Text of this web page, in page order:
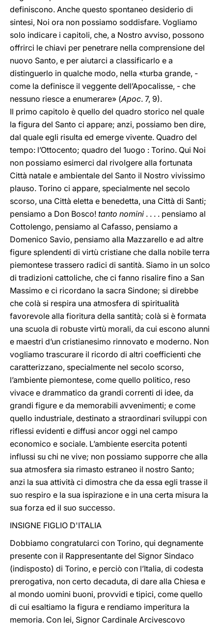
definiscono. Anche questo spontaneo desiderio di
sintesi, Noi ora non possiamo soddisfare. Vogliamo
solo indicare i capitoli, che, a Nostro avviso, possono
offrirci le chiavi per penetrare nella comprensione del
nuovo Santo, e per aiutarci a classificarlo e a
distinguerlo in qualche modo, nella «turba grande, -
come la definisce il veggente dell’Apocalisse, - che
nessuno riesce a enumerare» (Apoc. 7, 9).
Il primo capitolo è quello del quadro storico nel quale
la figura del Santo ci appare; anzi, possiamo ben dire,
dal quale egli risulta ed emerge vivente. Quadro del
tempo: l’Ottocento; quadro del 1uogo : Torino. Qui Noi
non possiamo esimerci dal rivolgere alla fortunata
Città natale e ambientale del Santo il Nostro vivissimo
plauso. Torino ci appare, specialmente nel secolo
scorso, una Città eletta e benedetta, una Città di Santi;
pensiamo a Don Bosco! tanto nomini . . . . pensiamo al
Cottolengo, pensiamo al Cafasso, pensiamo a
Domenico Savio, pensiamo alla Mazzarello e ad altre
figure splendenti di virtù cristiane che dalla nobile terra
piemontese trassero radici di santità. Siamo in un solco
di tradizioni cattoliche, che ci fanno risalire fino a San
Massimo e ci ricordano la sacra Sindone; si direbbe
che colà si respira una atmosfera di spiritualità
favorevole alla fioritura della santità; colà si è formata
una scuola di robuste virtù morali, da cui escono alunni
e maestri d’un cristianesimo rinnovato e moderno. Non
vogliamo trascurare il ricordo di altri coefficienti che
caratterizzano, specialmente nel secolo scorso,
l’ambiente piemontese, come quello politico, reso
vivace e drammatico da grandi correnti di idee, da
grandi figure e da memorabili avvenimenti; e come
quello industriale, destinato a straordinari sviluppi con
riflessi evidenti e diffusi ancor oggi nel campo
economico e sociale. L’ambiente esercita potenti
influssi su chi ne vive; non possiamo supporre che alla
sua atmosfera sia rimasto estraneo il nostro Santo;
anzi la sua attività ci dimostra che da essa egli trasse il
suo respiro e la sua ispirazione e in una certa misura la
sua forza ed il suo successo.
INSIGNE FIGLIO D'ITALIA
Dobbiamo congratularci con Torino, qui degnamente
presente con il Rappresentante del Signor Sindaco
(indisposto) di Torino, e perciò con l’Italia, di codesta
prerogativa, non certo decaduta, di dare alla Chiesa e
al mondo uomini buoni, provvidi e tipici, come quello
di cui esaltiamo la figura e rendiamo imperitura la
memoria. Con lei, Signor Cardinale Arcivescovo